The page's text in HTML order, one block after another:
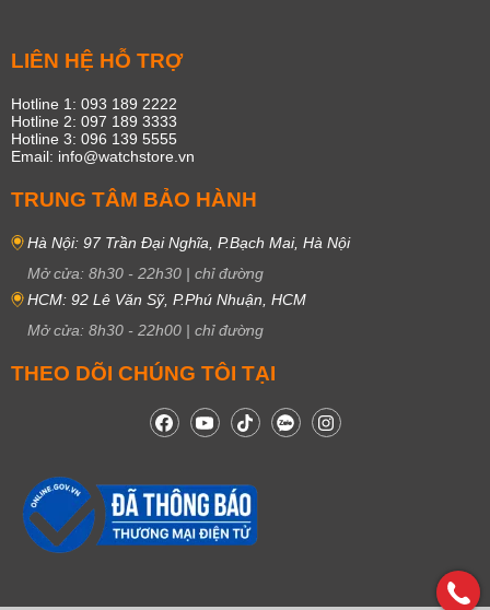
LIÊN HỆ HỖ TRỢ
Hotline 1: 093 189 2222
Hotline 2: 097 189 3333
Hotline 3: 096 139 5555
Email: info@watchstore.vn
TRUNG TÂM BẢO HÀNH
Hà Nội: 97 Trần Đại Nghĩa, P.Bạch Mai, Hà Nội
Mở cửa: 8h30 - 22h30 | chỉ đường
HCM: 92 Lê Văn Sỹ, P.Phú Nhuận, HCM
Mở cửa: 8h30 - 22h00 | chỉ đường
THEO DÕI CHÚNG TÔI TẠI